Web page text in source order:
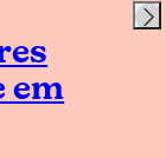
em